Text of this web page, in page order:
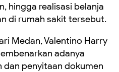
hingga realisasi belanja
di rumah sakit tersebut.
Medan, Valentino Harry
adanya
penyitaan dokumen